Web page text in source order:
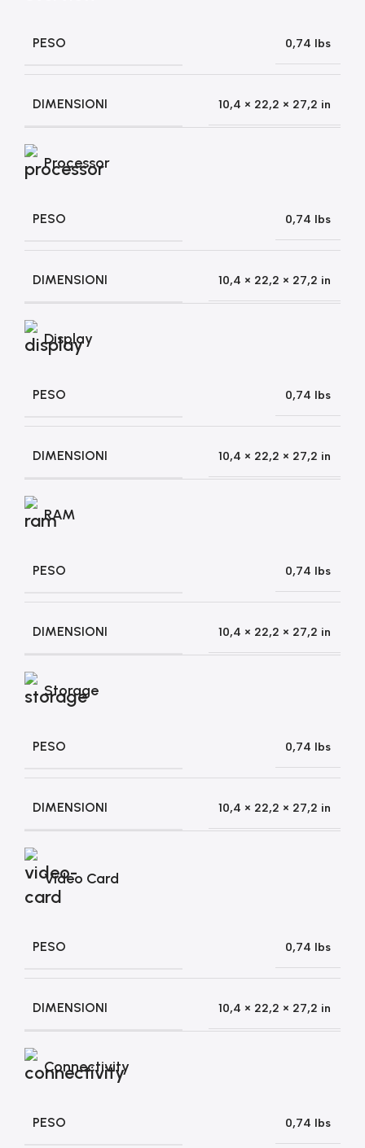
PESO 0,74 lbs
DIMENSIONI 10,4 × 22,2 × 27,2 in
Processor
PESO 0,74 lbs
DIMENSIONI 10,4 × 22,2 × 27,2 in
Display
PESO 0,74 lbs
DIMENSIONI 10,4 × 22,2 × 27,2 in
RAM
PESO 0,74 lbs
DIMENSIONI 10,4 × 22,2 × 27,2 in
Storage
PESO 0,74 lbs
DIMENSIONI 10,4 × 22,2 × 27,2 in
Video Card
PESO 0,74 lbs
DIMENSIONI 10,4 × 22,2 × 27,2 in
Connectivity
PESO 0,74 lbs